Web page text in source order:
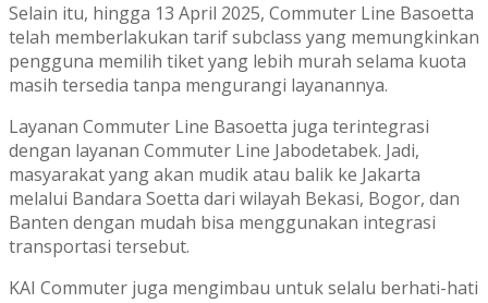
Selain itu, hingga 13 April 2025, Commuter Line Basoetta
telah memberlakukan tarif subclass yang memungkinkan
pengguna memilih tiket yang lebih murah selama kuota
masih tersedia tanpa mengurangi layanannya.
Layanan Commuter Line Basoetta juga terintegrasi
dengan layanan Commuter Line Jabodetabek. Jadi,
masyarakat yang akan mudik atau balik ke Jakarta
melalui Bandara Soetta dari wilayah Bekasi, Bogor, dan
Banten dengan mudah bisa menggunakan integrasi
transportasi tersebut.
KAI Commuter juga mengimbau untuk selalu berhati-hati